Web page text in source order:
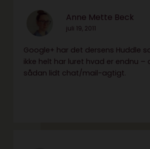
Anne Mette Beck
juli 19, 2011
Google+ har det dersens Huddle
ikke helt har luret hvad er endnu –
sådan lidt chat/mail-agtigt.